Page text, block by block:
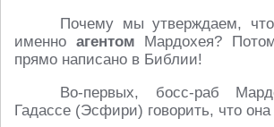
Почему мы утверждаем,
именно агентом Мардохея?
прямо написано в Библии!
Во-первых, босс-раб
Гадассе (Эсфири) говорить, что она